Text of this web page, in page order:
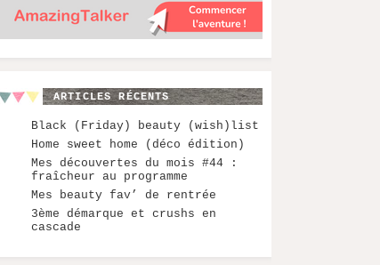
ARTICLES RÉCENTS
Black (Friday) beauty (wish)list
Home sweet home (déco édition)
Mes découvertes du mois #44 :
fraîcheur au programme
Mes beauty fav’ de rentrée
3ème démarque et crushs en
cascade